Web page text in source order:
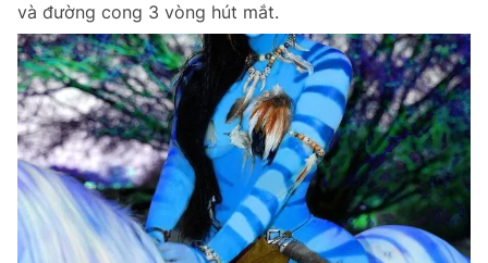
và đường cong 3 vòng hút mắt.